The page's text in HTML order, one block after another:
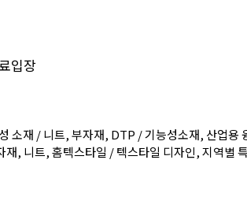
입장
소재 / 니트, 부자재, DTP / 기능성소재, 산업용
재, 니트, 홈텍스타일 / 텍스타일 디자인, 지역별